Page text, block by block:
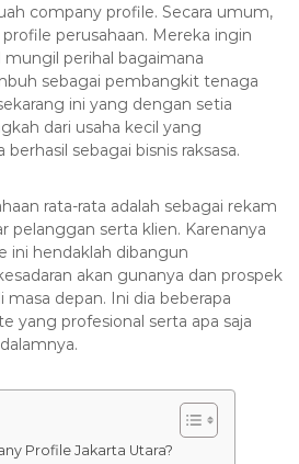
u
b
0
8
1
2
8
7
7
9
-
4
4
company profile. Secara umum,
perusahaan. Mereka ingin
perihal bagaimana
sebagai pembangkit tenaga
ini yang dengan setia
dari usaha kecil yang
sebagai bisnis raksasa.
rata-rata adalah sebagai rekam
pelanggan serta klien. Karenanya
ini hendaklah dibangun
akan gunanya dan prospek
depan. Ini dia beberapa
yang profesional serta apa saja
Profile Jakarta Utara?